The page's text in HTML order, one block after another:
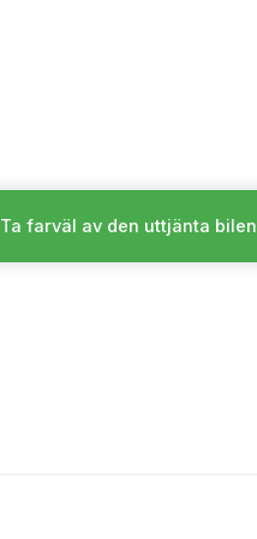
Ta farväl av den uttjänta bilen